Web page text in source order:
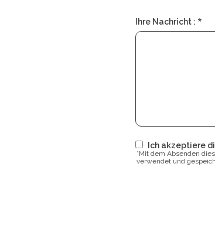
Ihre Nachricht :
Ich akzeptiere
*Mit dem Absenden
verwendet und